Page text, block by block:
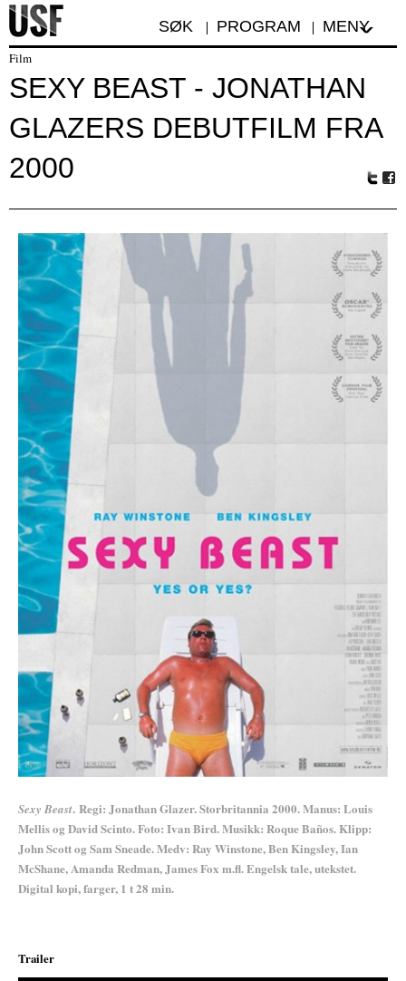
SØK PROGRAM MENY
Film
SEXY BEAST - JONATHAN
GLAZERS DEBUTFILM FRA
2000
r
oo
Sexy Beast. Regi: Jonathan Glazer. Storbritannia 2000. Manus: Louis
Mellis og David Scinto. Foto: Ivan Bird. Musikk: Roque Baños. Klipp:
John Scott og Sam Sneade. Medv: Ray Winstone, Ben Kingsley, Ian
McShane, Amanda Redman, James Fox m.fl. Engelsk tale, utekstet.
Digital kopi, farger, 1 t 28 min.
Trailer